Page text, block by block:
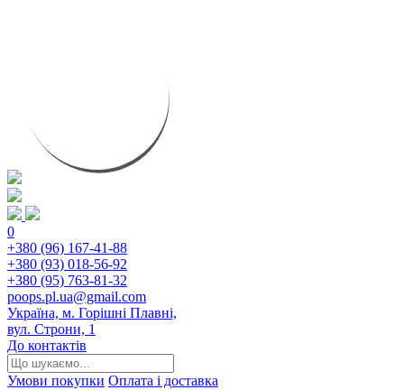
0
+380 (96) 167-41-88
+380 (93) 018-56-92
+380 (95) 763-81-32
poops.pl.ua@gmail.com
Україна, м. Горішні Плавні,
вул. Строни, 1
До контактів
Умови покупки Оплата і доставка